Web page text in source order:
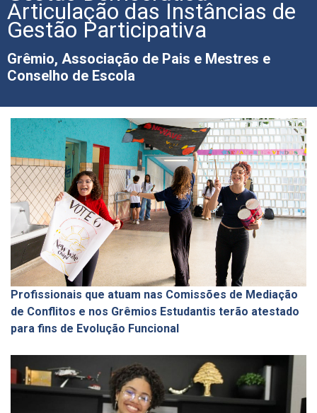
Articulação das Instâncias de
Gestão Participativa
Grêmio, Associação de Pais e Mestres e
Conselho de Escola
Profissionais que atuam nas Comissões de Mediação
de Conflitos e nos Grêmios Estudantis terão atestado
para fins de Evolução Funcional